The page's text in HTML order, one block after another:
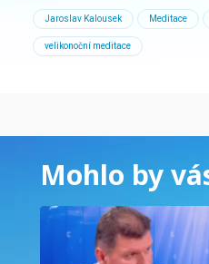
Jaroslav Kalousek Meditace
velikonoční meditace
Mohlo by